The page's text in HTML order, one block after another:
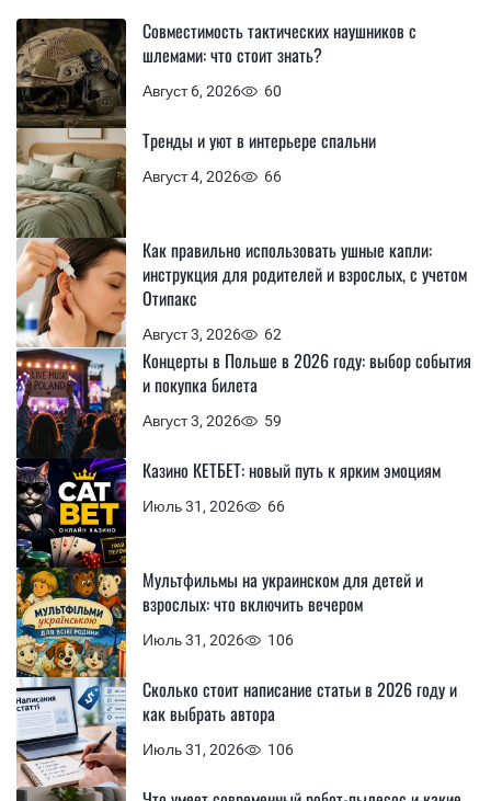
Август 6, 2026 60
Совместимость тактических наушников с
шлемами: что стоит знать?
Август 4, 2026 66
Тренды и уют в интерьере спальни
Август 3, 2026 62
Как правильно использовать ушные капли:
инструкция для родителей и взрослых, с учетом
Отипакс
Август 3, 2026 59
Концерты в Польше в 2026 году: выбор события
и покупка билета
Июль 31, 2026 66
Казино КЕТБЕТ: новый путь к ярким эмоциям
Июль 31, 2026 106
Мультфильмы на украинском для детей и
взрослых: что включить вечером
Июль 31, 2026 106
Сколько стоит написание статьи в 2026 году и
как выбрать автора